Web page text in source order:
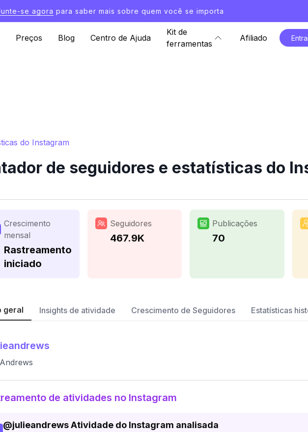
se agora para saber mais sobre quem você se importa
Preços Blog Centro de Ajuda
Kit de
ferramentas
Afiliado
do Instagram
de seguidores e estatísticas do
Crescimento
mensal
Rastreamento
iniciado
Seguidores
467.9K
Publicações
70
geral Insights de atividade Crescimento de Seguidores Estatísticas
de atividades no Instagram
@julieandrewsAtividade do Instagram analisada